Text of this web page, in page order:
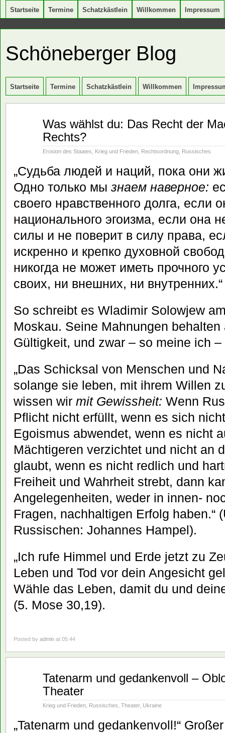
Startseite Termine Schatzkästlein Willkommen Impressum
Schöneberger Blog
Startseite Termine Schatzkästlein Willkommen
Was wählst du: Das Recht der
Rechts?
Erosion des Staates Krieg und Frieden Rechtsordnung Russisches
„Судьба людей и наций, пока они
Одно только мы знаем наверное:
своего нравственного долга, если
национального эгоизма, если она
силы и не поверит в силу права,
искренно и крепко духовной
никогда не может иметь прочного
своих, ни внешних, ни внутренних.“
So schreibt es Wladimir Solowjew
Moskau. Seine Mahnungen
Gültigkeit, und zwar – so meine ich
„Das Schicksal von Menschen und
solange sie leben, mit ihrem Willen
wissen wir mit Gewissheit: Wenn
Pflicht nicht erfüllt, wenn es sich
Egoismus abwendet, wenn es nicht
Mächtigeren verzichtet und nicht an
glaubt, wenn es nicht redlich und
Freiheit und Wahrheit strebt, dann
Angelegenheiten, weder in innen-
Fragen, nachhaltigen Erfolg haben.“
Russischen: Johannes Hampel).
„Ich rufe Himmel und Erde jetzt zu
Leben und Tod vor dein Angesicht
Wähle das Leben, damit du und
(5. Mose 30,19).
Posted by admin at 05:44
Tatenarm und gedankenvoll –
Theater
Krieg und Frieden, Russisches, Theater, Ukraine
„Tatenarm und gedankenvoll!“